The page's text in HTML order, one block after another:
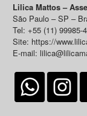
Lilica Mattos –
São Paulo – SP –
Tel: +55 (11) 99985-
Site: https://
E-mail: